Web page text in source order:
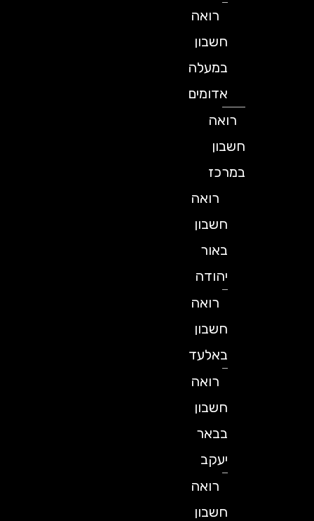
רואה
חשבון
במעלה
אדומים
רואה
חשבון
במרכז
רואה
חשבון
באור
יהודה
רואה
חשבון
באלעד
רואה
חשבון
בבאר
יעקב
רואה
חשבון